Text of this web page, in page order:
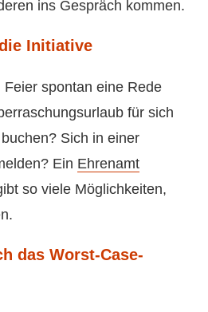
ins Gespräch kommen.
Initiative
spontan eine Rede
für sich
Sich in einer
Ein Ehrenamt
so viele Möglichkeiten,
das Worst-Case-